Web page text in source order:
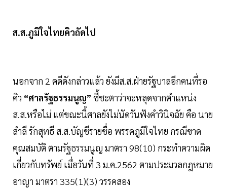
ส.ส.ภูมิใจไทยคิวถัดไป
นอกจาก 2 คดีดังกล่าวแล้ว ยังมีส.ส.ฝ่ายรัฐบาลอีกคนที่รอ
คิว “ศาลรัฐธรรมนูญ” ชี้ชะตาว่าจะหลุดจากตำแหน่ง
ส.ส.หรือไม่ แต่ขณะนี้ศาลยังไม่นัดวันฟังคำวินิจฉัย คือ นาย
สำลี รักสุทธี ส.ส.บัญชีรายชื่อ พรรคภูมิใจไทย กรณีขาด
คุณสมบัติ ตามรัฐธรรมนูญ มาตรา 98(10) กระทำความผิด
เกี่ยวกับทรัพย์ เมื่อวันที่ 3 ม.ค.2562 ตามประมวลกฎหมาย
อาญา มาตรา 335(1)(3) วรรคสอง